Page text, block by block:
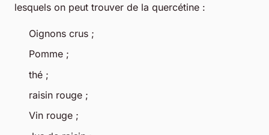
lesquels on peut trouver de la quercétine :
Oignons crus ;
Pomme ;
thé ;
raisin rouge ;
Vin rouge ;